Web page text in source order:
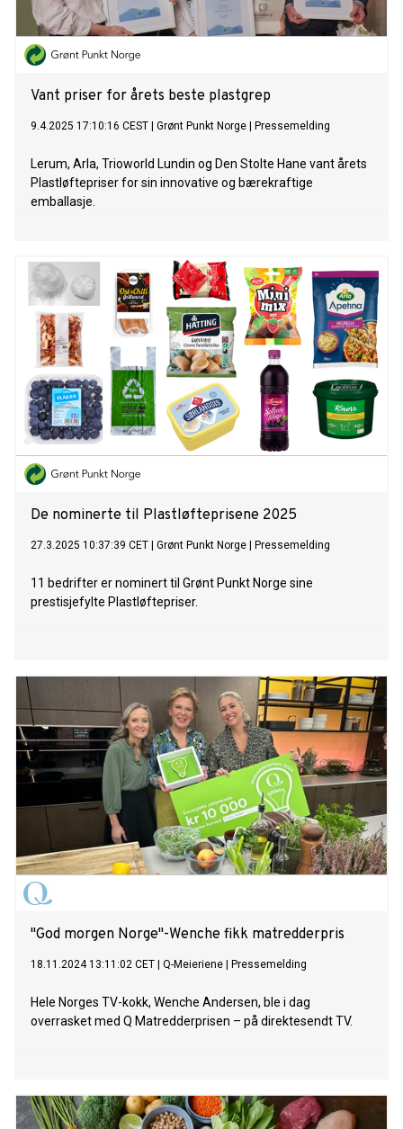
Vant priser for årets beste plastgrep
9.4.2025 17:10:16 CEST Grønt Punkt Norge Pressemelding
Lerum, Arla, Trioworld Lundin og Den Stolte Hane vant årets
Plastløftepriser for sin innovative og bærekraftige
emballasje.
De nominerte til Plastløfteprisene 2025
27.3.2025 10:37:39 CET Grønt Punkt Norge Pressemelding
11 bedrifter er nominert til Grønt Punkt Norge sine
prestisjefylte Plastløftepriser.
"God morgen Norge"-Wenche fikk matredderpris
18.11.2024 13:11:02 CET Q-Meieriene Pressemelding
Hele Norges TV-kokk, Wenche Andersen, ble i dag
overrasket med Q Matredderprisen – på direktesendt TV.